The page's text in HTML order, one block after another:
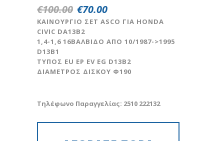
€100.00 Original
price
was:
€100.00.
€70.00Η
τρέχουσα
είναι:
KAINOΥΡΓΙΟ ΣΕΤ ASCO ΓΙΑ ΗΟΝDA
CIVIC DA13B2
1,4-1,6 16ΒΑΛΒΙΔΟ ΑΠΟ 10/1987->1995
D13B1
ΤΥΠΟΣ ΕU EP EV EG D13B2
ΔΙΑΜΕΤΡΟΣ ΔΙΣΚΟΥ Φ190
Τηλέφωνο Παραγγελίας: 2510 222132